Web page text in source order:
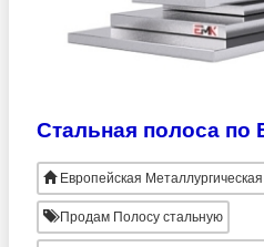
Стальная полоса по
Европейская
Продам Полосу стальную